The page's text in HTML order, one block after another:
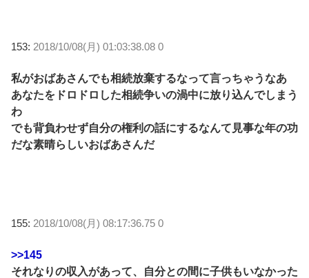
153: 2018/10/08(月) 01:03:38.08 0
私がおばあさんでも相続放棄するなって言っちゃうなあ
あなたをドロドロした相続争いの渦中に放り込んでしまう
わ
でも背負わせず自分の権利の話にするなんて見事な年の功
だな素晴らしいおばあさんだ
155: 2018/10/08(月) 08:17:36.75 0
>>145
それなりの収入があって、自分との間に子供もいなかった